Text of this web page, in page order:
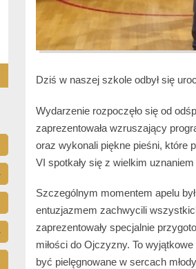
Dziś w naszej szkole odbył się
Wydarzenie rozpoczęło się od
zaprezentowała wzruszający
oraz wykonali piękne pieśni, które
VI spotkały się z wielkim
Szczególnym momentem apelu
entuzjazmem zachwycili
zaprezentowały specjalnie
miłości do Ojczyzny. To
być pielęgnowane w sercach